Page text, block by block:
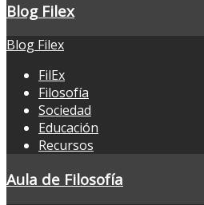
Blog Filex
Blog Filex
FilEx
Filosofía
Sociedad
Educación
Recursos
Aula de Filosofía